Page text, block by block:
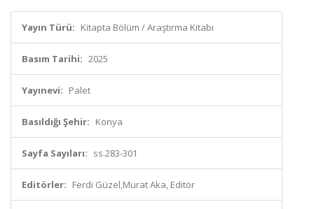
Yayın Türü: Kitapta Bölüm / Araştırma Kitabı
Basım Tarihi: 2025
Yayınevi: Palet
Basıldığı Şehir: Konya
Sayfa Sayıları: ss.283-301
Editörler: Ferdi Güzel,Murat Aka, Editör